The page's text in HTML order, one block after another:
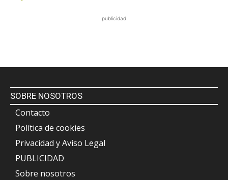
publicidad
SOBRE NOSOTROS
Contacto
Política de cookies
Privacidad y Aviso Legal
PUBLICIDAD
Sobre nosotros